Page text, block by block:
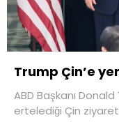
Trump Çin’e
ABD Başkanı
ertelediği Çin